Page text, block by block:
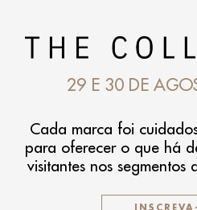
29 E 30 DE
Cada marca foi
para oferecer o que há
visitantes nos segmentos